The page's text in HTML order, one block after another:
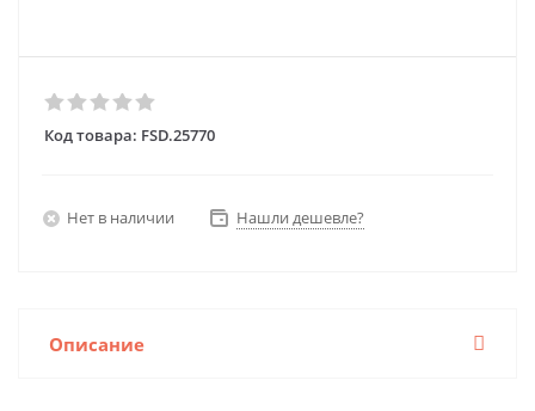
Код товара: FSD.25770
Нет в наличии Нашли дешевле?
Описание